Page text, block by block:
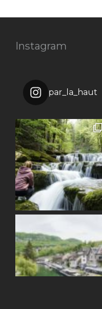
Instagram
par_la_haut